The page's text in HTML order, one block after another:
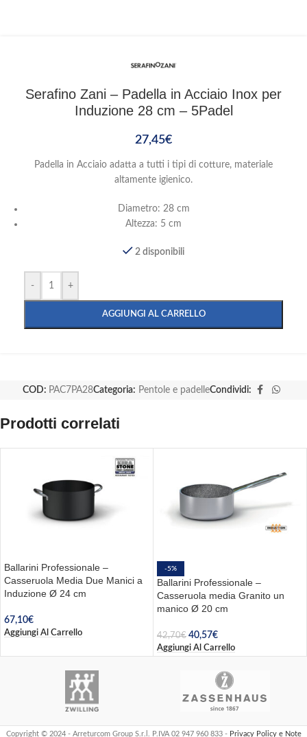
Serafino Zani – Padella in Acciaio Inox per
Induzione 28 cm – 5Padel
27,45€
Padella in Acciaio adatta a tutti i tipi di cotture, materiale
altamente igienico.
Diametro: 28 cm
Altezza: 5 cm
2 disponibili
- +
AGGIUNGI AL CARRELLO
COD: PAC7PA28Categoria: Pentole e padelleCondividi:
Prodotti correlati
Ballarini Professionale –
Casseruola Media Due Manici a
Induzione Ø 24 cm
67,10€
Aggiungi Al Carrello
-5%
Ballarini Professionale –
Casseruola media Granito un
manico Ø 20 cm
42,70€ 40,57€
Aggiungi Al Carrello
Copyright © 2024 - Arreturcom Group S.r.l. P.IVA 02 947 960 833 - Privacy Policy e Note